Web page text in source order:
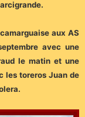
aux AS
avec une
le matin et une
les toreros Juan de